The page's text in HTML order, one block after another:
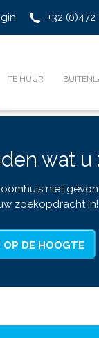
+32 (0)472
TE HUUR
wat u
niet
zoekopdracht in!
OP DE HOOGTE